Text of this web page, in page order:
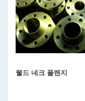
웰드 네크 플렌지